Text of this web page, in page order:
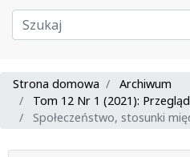
Strona domowa
Archiwum
Tom 12 Nr 1 (2021):
Społeczeństwo, stosunki